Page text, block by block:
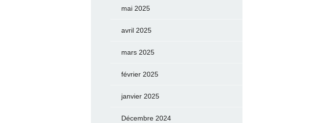
mai 2025
avril 2025
mars 2025
février 2025
janvier 2025
Décembre 2024